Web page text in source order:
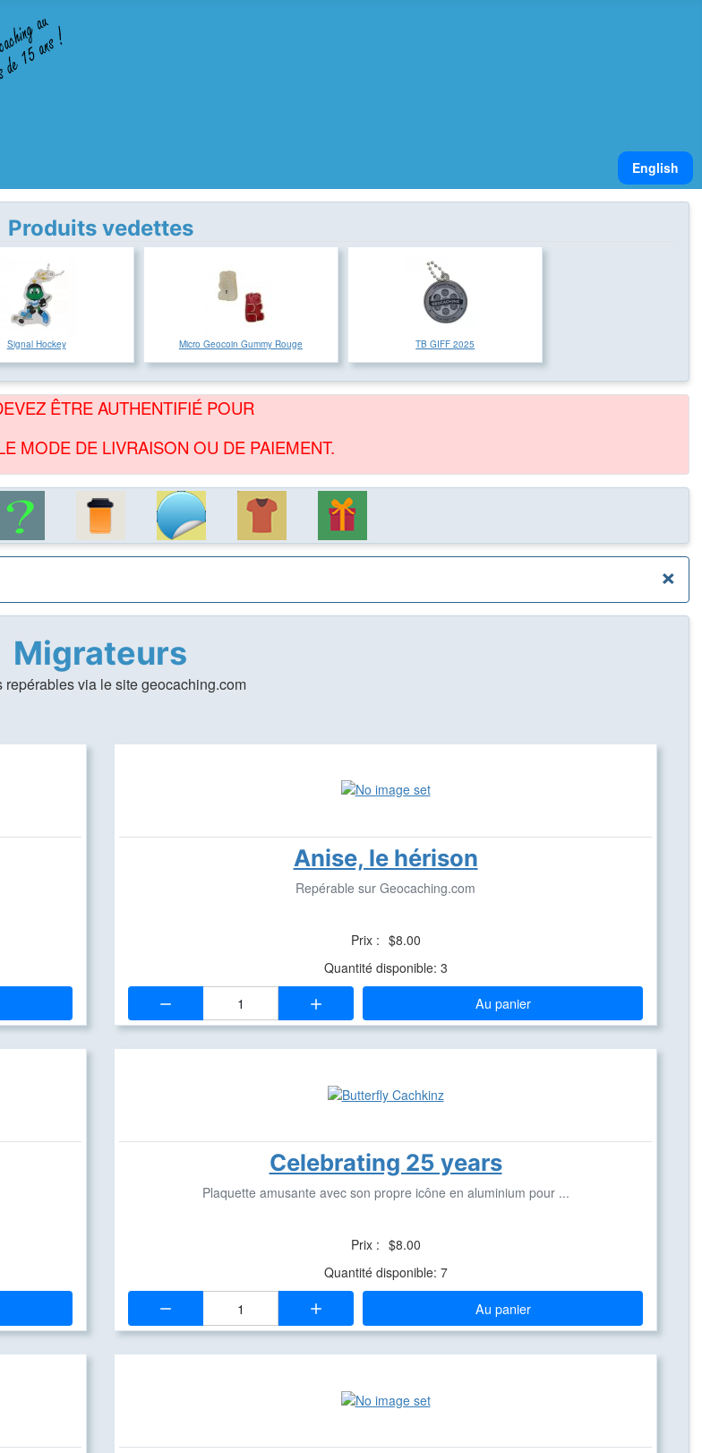
Sélectionnez
English
Produits vedettes
Signal Hockey Micro Geocoin Gummy Rouge TB GIFF 2025
ÊTRE AUTHENTIFIÉ POUR
MODE DE LIVRAISON OU DE PAIEMENT.
×
Migrateurs
repérables via le site geocaching.com
Anise, le hérison
Repérable sur Geocaching.com
Prix : $8.00
Quantité disponible: 3
Quantité:
Au panier
Celebrating 25 years
Plaquette amusante avec son propre icône en aluminium pour ...
Prix : $8.00
Quantité disponible: 7
Quantité:
Au panier